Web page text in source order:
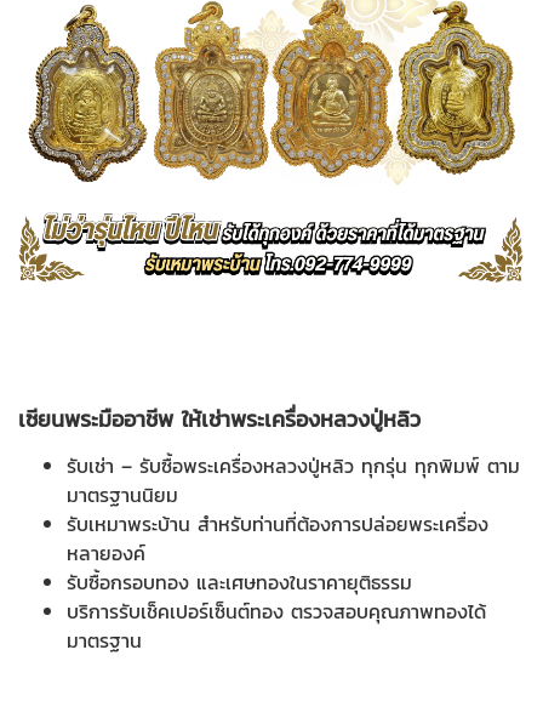
เซียนพระมืออาชีพ ให้เช่าพระเครื่องหลวงปู่หลิว
รับเช่า – รับซื้อพระเครื่องหลวงปู่หลิว ทุกรุ่น ทุกพิมพ์ ตาม
มาตรฐานนิยม
รับเหมาพระบ้าน สำหรับท่านที่ต้องการปล่อยพระเครื่อง
หลายองค์
รับซื้อกรอบทอง และเศษทองในราคายุติธรรม
บริการรับเช็คเปอร์เซ็นต์ทอง ตรวจสอบคุณภาพทองได้
มาตรฐาน